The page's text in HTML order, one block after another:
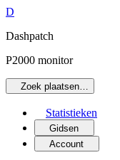
D
Dashpatch
P2000 monitor
Zoek plaatsen…
Statistieken
Gidsen
Account